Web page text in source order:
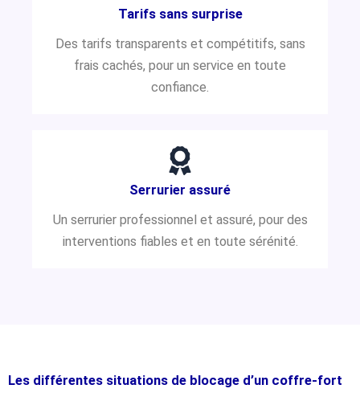
Tarifs sans surprise
Des tarifs transparents et compétitifs, sans
frais cachés, pour un service en toute
confiance.
Serrurier assuré
Un serrurier professionnel et assuré, pour des
interventions fiables et en toute sérénité.
Les différentes situations de blocage d’un coffre-fort